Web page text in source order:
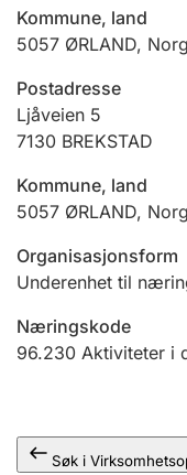
Andre tema
Kommune, land
5057 ØRLAND,
Postadresse
Ljåveien 5
7130 BREKSTAD
Kommune, land
5057 ØRLAND,
Organisasjonsform
Underenhet til
Næringskode
96.230 Aktiviteter i
Søk i